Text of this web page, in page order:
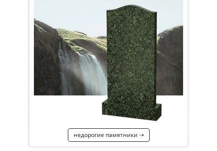
недорогие памятники ⇢